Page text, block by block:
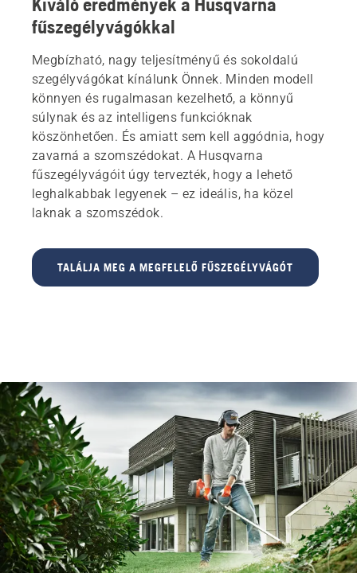
fűszegélyvágókkal
Megbízható, nagy teljesítményű és sokoldalú
szegélyvágókat kínálunk Önnek. Minden modell
könnyen és rugalmasan kezelhető, a könnyű
súlynak és az intelligens funkcióknak
köszönhetően. És amiatt sem kell aggódnia, hogy
zavarná a szomszédokat. A Husqvarna
fűszegélyvágóit úgy tervezték, hogy a lehető
leghalkabbak legyenek – ez ideális, ha közel
laknak a szomszédok.
TALÁLJA MEG A MEGFELELŐ FŰSZEGÉLYVÁGÓT